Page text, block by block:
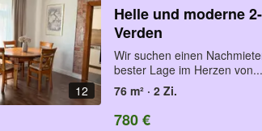
12
Helle und moderne
Verden
Wir suchen einen
bester Lage im Herzen von...
76 m² · 2 Zi.
780 €